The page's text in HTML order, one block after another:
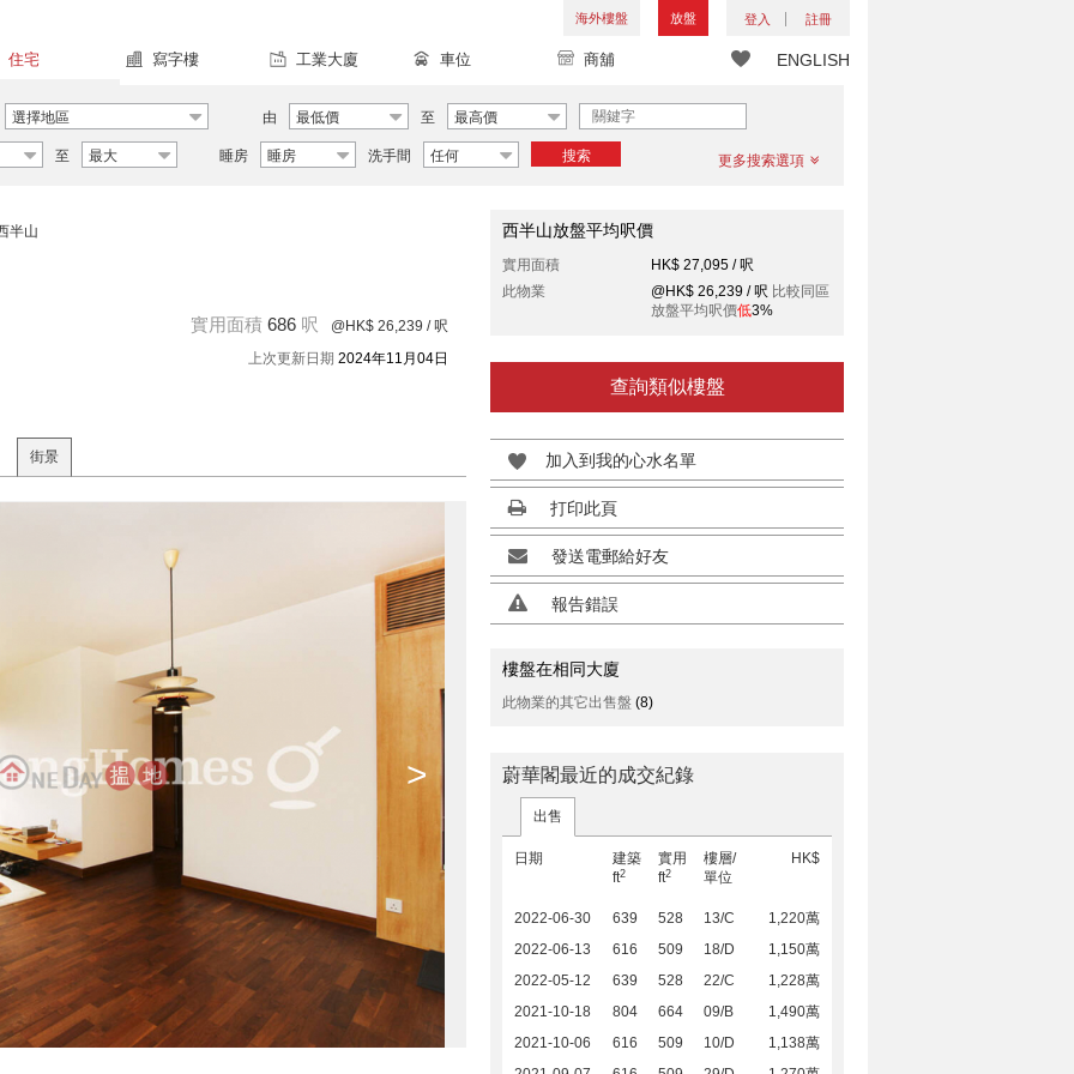
海外樓盤 放盤 登入 註冊
ENGLISH
住宅 寫字樓 工業大廈 車位 商舖
選擇地區 由 最低價 至 最高價
至 最大 睡房 睡房 洗手間 任何 搜索 更多搜索選項
半山
實用面積 686 呎 @HK$ 26,239 / 呎
上次更新日期 2024年11月04日
街景
>
西半山放盤平均呎價
實用面積
HK$ 27,095 / 呎
此物業
@HK$ 26,239 / 呎 比較同區
放盤平均呎價低3%
查詢類似樓盤
加入到我的心水名單
打印此頁
發送電郵給好友
報告錯誤
樓盤在相同大廈
此物業的其它出售盤 (8)
蔚華閣最近的成交紀錄
出售
日期
建築
ft2
實用
ft2
樓層/
單位
HK$
2022-06-30 639 528 13/C
1,220萬
2022-06-13
616 509 18/D
1,150萬
2022-05-12
639 528 22/C
1,228萬
2021-10-18
804 664 09/B
1,490萬
2021-10-06
616 509 10/D
1,138萬